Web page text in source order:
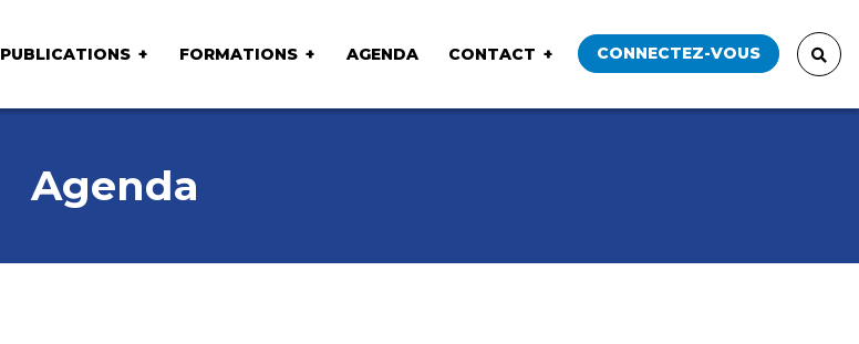
PUBLICATIONS FORMATIONS AGENDA CONTACT CONNECTEZ-VOUS
Agenda